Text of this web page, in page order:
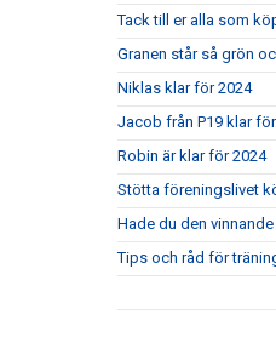
Tack till er alla som
Granen står så grön
Niklas klar för 2024
Jacob från P19 klar
Robin är klar för 2024
Stötta föreningslivet
Hade du den
Tips och råd för